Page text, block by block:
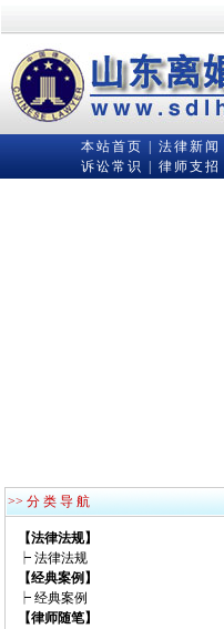
本站首页 法律新闻
诉讼常识
律师支招
>> 分 类 导 航
【法律法规】
┝ 法律法规
【经典案例】
┝ 经典案例
【律师随笔】